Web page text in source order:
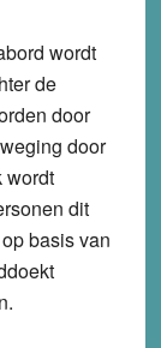
wordt
de
door
door
wordt
dit
basis van